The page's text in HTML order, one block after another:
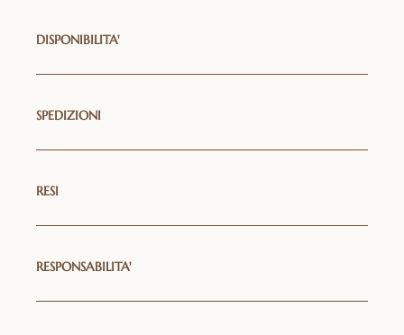
DISPONIBILITA'
SPEDIZIONI
RESI
RESPONSABILITA'